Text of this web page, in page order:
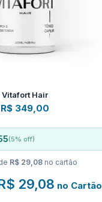
Vitafort Hair
R$349,00
(5% off)
R$ 29,08no cartão
29,08 no Cartão